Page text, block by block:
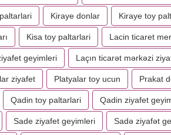
Kiraye donlar Kiraye toy
Kisa toy paltarlari Lacin ticaret
geyimleri Laçın ticarət mərkəzi
ziyafet Platyalar toy ucun Prakat
Qadin toy paltarlari Qadin ziyafet
Sade ziyafet geyimleri Sadə ziyafət